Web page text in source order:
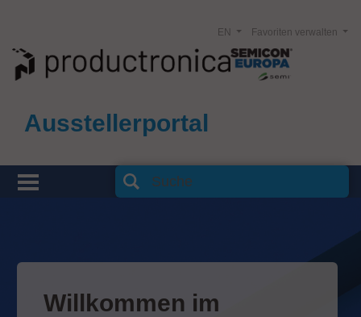
Ausstellerportal
Favoriten verwalten
EN
Willkommen im